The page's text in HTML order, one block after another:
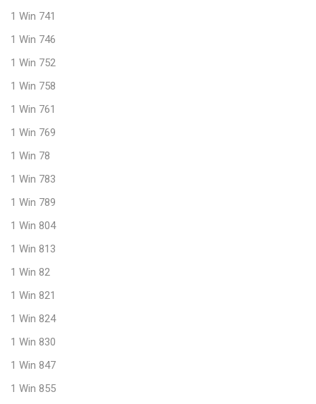
1 Win 741
1 Win 746
1 Win 752
1 Win 758
1 Win 761
1 Win 769
1 Win 78
1 Win 783
1 Win 789
1 Win 804
1 Win 813
1 Win 82
1 Win 821
1 Win 824
1 Win 830
1 Win 847
1 Win 855